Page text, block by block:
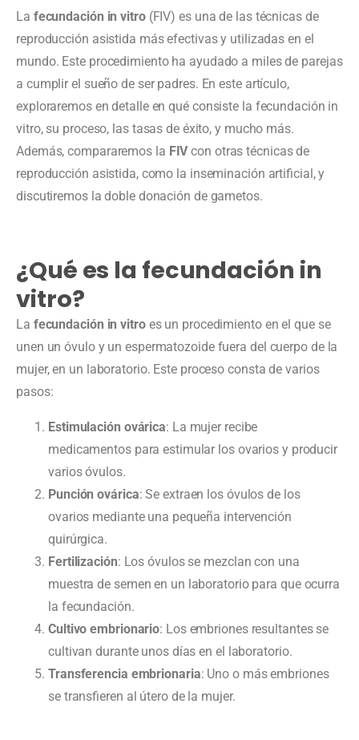
La fecundación in vitro(FIV) es una de las técnicas de
reproducción asistida más efectivas y utilizadas en el
mundo. Este procedimiento ha ayudado a miles de parejas
a cumplir el sueño de ser padres. En este artículo,
exploraremos en detalle en qué consiste la fecundación in
vitro, su proceso, las tasas de éxito, y mucho más.
Además, compararemos la FIVcon otras técnicas de
reproducción asistida, como la inseminación artificial, y
discutiremos la doble donación de gametos.
¿Qué es la fecundación in
vitro?
La fecundación in vitroes un procedimiento en el que se
unen un óvulo y un espermatozoide fuera del cuerpo de la
mujer, en un laboratorio. Este proceso consta de varios
pasos:
Estimulación ovárica: La mujer recibe
medicamentos para estimular los ovarios y producir
varios óvulos.
Punción ovárica: Se extraen los óvulos de los
ovarios mediante una pequeña intervención
quirúrgica.
Fertilización: Los óvulos se mezclan con una
muestra de semen en un laboratorio para que ocurra
la fecundación.
Cultivo embrionario: Los embriones resultantes se
cultivan durante unos días en el laboratorio.
Transferencia embrionaria: Uno o más embriones
se transfieren al útero de la mujer.